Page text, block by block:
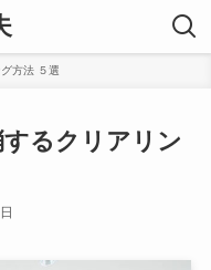
方法 ５選
るクリアリン